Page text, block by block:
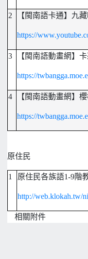
2 【閩南語卡通】九
https://
3 【閩南語動畫網】
https://
4 【閩南語動畫網】
https://
原住民
1 原住民各族語1-9階
http://web.klokah.tw/
相關附件